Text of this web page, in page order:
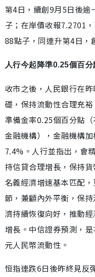
第4日，續創9月5日後
子；在岸價收報7.2701
88點子，同連升第4日，
人行今起降準0.25個百分
收市之後，人民銀行在
礎，保持流動性合理充
準備金率0.25個百分點
金融機構），金融機構
7.4%。人行並指出，會
持信貸合理增長，保持
名義經濟增速基本匹配
節，兼顧內外平衡，保
濟持續恢復向好，推動
增長。中信證券預測，
元人民幣流動性。
恒指連跌6日後昨終見反